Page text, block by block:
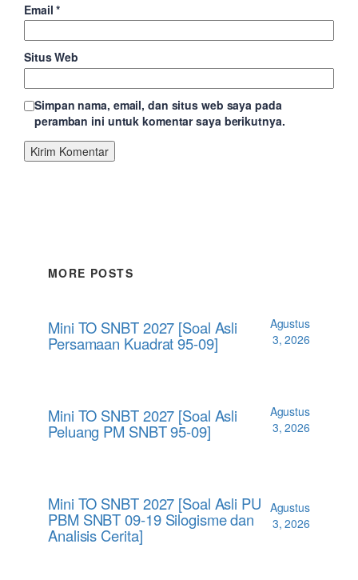
Email*
Situs Web
Simpan nama, email, dan situs web saya pada
peramban ini untuk komentar saya berikutnya.
MORE POSTS
Mini TO SNBT 2027 [Soal Asli
Persamaan Kuadrat 95-09]
Agustus
3, 2026
Mini TO SNBT 2027 [Soal Asli
Peluang PM SNBT 95-09]
Agustus
3, 2026
Mini TO SNBT 2027 [Soal Asli PU
PBM SNBT 09-19 Silogisme dan
Analisis Cerita]
Agustus
3, 2026